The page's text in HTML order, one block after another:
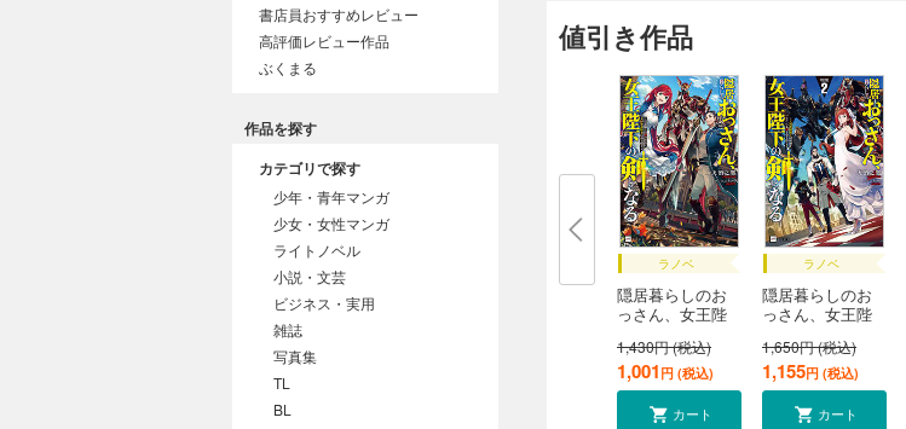
値引き作品
ラノベ
隠居暮らしのお
っさん、女王陛
1,430円 (税込)
1,001 円 (税込)
カート
ラノベ
隠居暮らしのお
っさん、女王陛
1,650円 (税込)
1,155円 (税込)
カート
書店員おすすめレビュー
高評価レビュー作品
ぶくまる
作品を探す
カテゴリで探す
少年・青年マンガ
少女・女性マンガ
ライトノベル
小説・文芸
ビジネス・実用
雑誌
写真集
TL
BL